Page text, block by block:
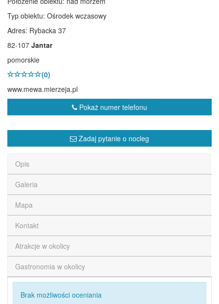
Typ obiektu: Ośrodek wczasowy
Adres: Rybacka 37
82-107 Jantar
pomorskie
(0)
www.mewa.mierzeja.pl
Pokaż numer telefonu
Zadaj pytanie o nocleg
Opis
Galeria
Mapa
Kontakt
Atrakcje w okolicy
Gastronomia w okolicy
Brak możliwości oceniania